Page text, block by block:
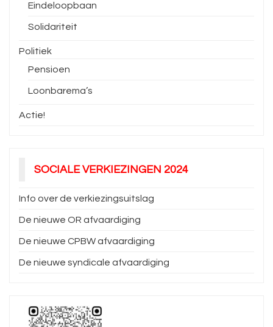
Eindeloopbaan
Solidariteit
Politiek
Pensioen
Loonbarema’s
Actie!
SOCIALE VERKIEZINGEN 2024
Info over de verkiezingsuitslag
De nieuwe OR afvaardiging
De nieuwe CPBW afvaardiging
De nieuwe syndicale afvaardiging